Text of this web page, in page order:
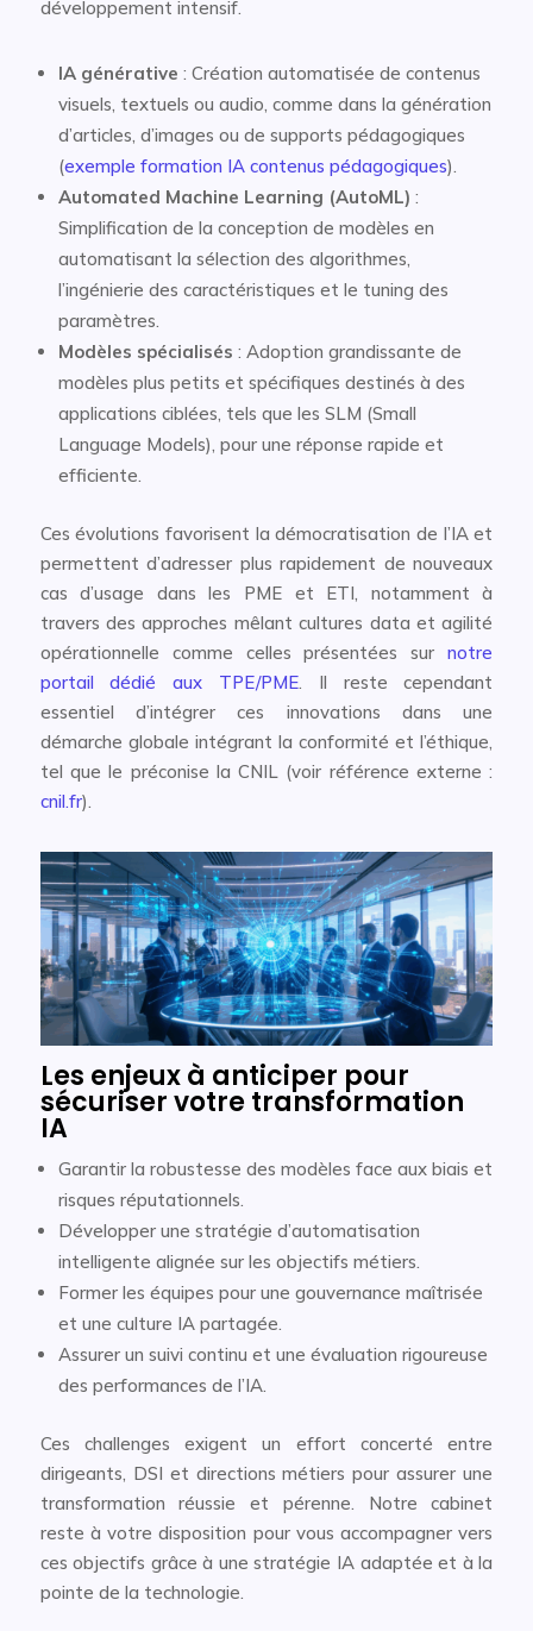
développement intensif.
IA générative : Création automatisée de contenus
visuels, textuels ou audio, comme dans la génération
d’articles, d’images ou de supports pédagogiques
(exemple formation IA contenus pédagogiques).
Automated Machine Learning (AutoML) :
Simplification de la conception de modèles en
automatisant la sélection des algorithmes,
l’ingénierie des caractéristiques et le tuning des
paramètres.
Modèles spécialisés : Adoption grandissante de
modèles plus petits et spécifiques destinés à des
applications ciblées, tels que les SLM (Small
Language Models), pour une réponse rapide et
efficiente.
Ces évolutions favorisent la démocratisation de l’IA et
permettent d’adresser plus rapidement de nouveaux
cas d’usage dans les PME et ETI, notamment à
travers des approches mêlant cultures data et agilité
opérationnelle comme celles présentées surnotre
portail dédié aux TPE/PME . Il reste cependant
essentiel d’intégrer ces innovations dans une
démarche globale intégrant la conformité et l’éthique,
tel que le préconise la CNIL (voir référence externe :
cnil.fr).
Les enjeux à anticiper pour
sécuriser votre transformation
IA
Garantir la robustesse des modèles face aux biais et
risques réputationnels.
Développer une stratégie d’automatisation
intelligente alignée sur les objectifs métiers.
Former les équipes pour une gouvernance maîtrisée
et une culture IA partagée.
Assurer un suivi continu et une évaluation rigoureuse
des performances de l’IA.
Ces challenges exigent un effort concerté entre
dirigeants, DSI et directions métiers pour assurer une
transformation réussie et pérenne. Notre cabinet
reste à votre disposition pour vous accompagner vers
ces objectifs grâce à une stratégie IA adaptée et à la
pointe de la technologie.